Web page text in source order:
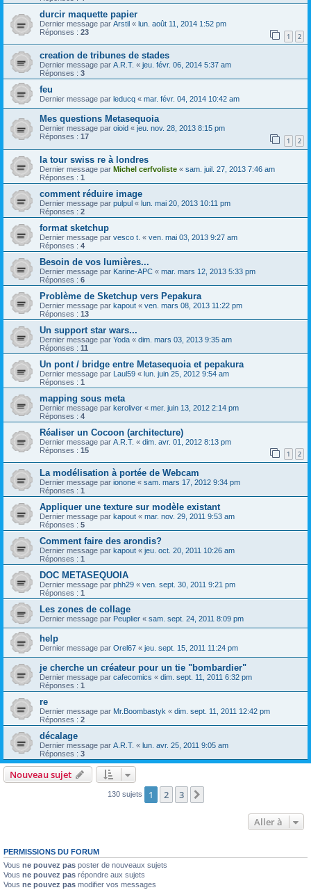
durcir maquette papier
Dernier message par Arstil « lun. août 11, 2014 1:52 pm
Réponses : 23 1 2
creation de tribunes de stades
Dernier message par A.R.T. « jeu. févr. 06, 2014 5:37 am
Réponses : 3
feu
Dernier message par leducq « mar. févr. 04, 2014 10:42 am
Mes questions Metasequoia
Dernier message par oioid « jeu. nov. 28, 2013 8:15 pm
Réponses : 17 1 2
la tour swiss re à londres
Dernier message par Michel cerfvoliste « sam. juil. 27, 2013 7:46 am
Réponses : 1
comment réduire image
Dernier message par pulpul « lun. mai 20, 2013 10:11 pm
Réponses : 2
format sketchup
Dernier message par vesco t. « ven. mai 03, 2013 9:27 am
Réponses : 4
Besoin de vos lumières...
Dernier message par Karine-APC « mar. mars 12, 2013 5:33 pm
Réponses : 6
Problème de Sketchup vers Pepakura
Dernier message par kapout « ven. mars 08, 2013 11:22 pm
Réponses : 13
Un support star wars...
Dernier message par Yoda « dim. mars 03, 2013 9:35 am
Réponses : 11
Un pont / bridge entre Metasequoia et pepakura
Dernier message par Laul59 « lun. juin 25, 2012 9:54 am
Réponses : 1
mapping sous meta
Dernier message par keroliver « mer. juin 13, 2012 2:14 pm
Réponses : 4
Réaliser un Cocoon (architecture)
Dernier message par A.R.T. « dim. avr. 01, 2012 8:13 pm
Réponses : 15 1 2
La modélisation à portée de Webcam
Dernier message par ionone « sam. mars 17, 2012 9:34 pm
Réponses : 1
Appliquer une texture sur modèle existant
Dernier message par kapout « mar. nov. 29, 2011 9:53 am
Réponses : 5
Comment faire des arondis?
Dernier message par kapout « jeu. oct. 20, 2011 10:26 am
Réponses : 1
DOC METASEQUOIA
Dernier message par phh29 « ven. sept. 30, 2011 9:21 pm
Réponses : 1
Les zones de collage
Dernier message par Peuplier « sam. sept. 24, 2011 8:09 pm
help
Dernier message par Orel67 « jeu. sept. 15, 2011 11:24 pm
je cherche un créateur pour un tie "bombardier"
Dernier message par cafecomics « dim. sept. 11, 2011 6:32 pm
Réponses : 1
re
Dernier message par Mr.Boombastyk « dim. sept. 11, 2011 12:42 pm
Réponses : 2
décalage
Dernier message par A.R.T. « lun. avr. 25, 2011 9:05 am
Réponses : 3
Nouveau sujet
130 sujets 1 2 3
Aller à
PERMISSIONS DU FORUM
Vous ne pouvez pas poster de nouveaux sujets
Vous ne pouvez pas répondre aux sujets
Vous ne pouvez pas modifier vos messages